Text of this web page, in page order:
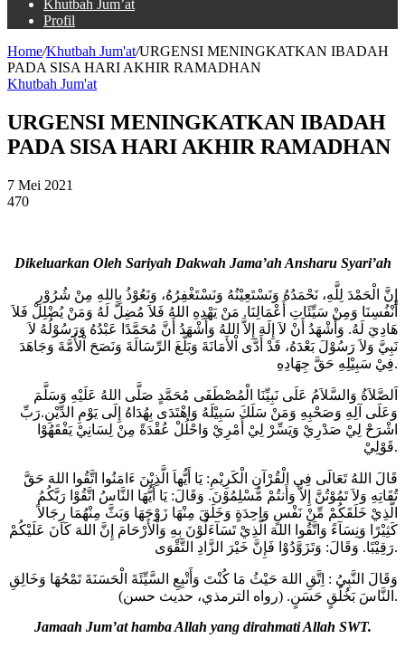
Khutbah Jum’at
Profil
Home/Khutbah Jum'at/URGENSI MENINGKATKAN IBADAH
PADA SISA HARI AKHIR RAMADHAN
Khutbah Jum'at
URGENSI MENINGKATKAN IBADAH
PADA SISA HARI AKHIR RAMADHAN
7 Mei 2021
470
Dikeluarkan Oleh Sariyah Dakwah Jama’ah Ansharu Syari’ah
إِنَّ الْحَمْدَ لِلَّهِ، نَحْمَدُهُ وَنَسْتَعِيْنُهُ وَنَسْتَغْفِرُهُ، وَنَعُوْذُ بِاللهِ مِنْ شُرُوْرِ
أَنْفُسِنَا وَمِنْ سَيِّئَاتِ أَعْمَالِنَا. مَنْ يَهْدِهِ اللهُ فَلاَ مُضِلَّ لَهُ وَمَنْ يُضْلِلْ فَلاَ
هَادِيَ لَهُ. وَأَشْهَدُ أَنْ لاَ إِلَهَ إِلاَّ اللهُ وَأَشْهَدُ أَنَّ مُحَمَّدًا عَبْدُهُ وَرَسُوْلُهُ لاَ
نَبِيَّ وَلاَ رَسُوْلَ بَعْدَهُ، قَدْ أَدَّى اْلأَمَانَةَ وَبَلَّغَ الرِّسَالَةَ وَنَصَحَ اْلأُمَّةَ وَجَاهَدَ
فِيْ سَبِيْلِهِ حَقَّ جِهَادِهِ.
اَلصَّلاَةُ وَالسَّلاَمُ عَلَى نَبِيِّنَا الْمُصْطَفَى مُحَمَّدٍ صَلَّى اللهُ عَلَيْهِ وَسَلَّمَ
وَعَلَى آلِهِ وَصَحْبِهِ وَمَنْ سَلَكَ سَبِيْلَهُ وَاهْتَدَى بِهُدَاهُ إِلَى يَوْمِ الدِّيْنِ.رَبِّ
اشْرَحْ لِيْ صَدْرِيْ وَيَسِّرْ لِيْ أَمْرِيْ وَاحْلُلْ عُقْدَةً مِنْ لِسَانِيْ يَفْقَهُوْا
قَوْلِيْ.
قَالَ اللهُ تَعَالَى فِي الْقُرْآنِ الْكَرِيْمِ: يَا أَيُّهاَ الَّذِيْنَ ءَامَنُوا اتَّقُوا اللهَ حَقَّ
تُقَاتِهِ وَلاَ تَمُوْتُنَّ إِلاَّ وَأَنتُمْ مُّسْلِمُوْنَ. وَقَالَ: يَا أَيُّهَا النَّاسُ اتَّقُوْا رَبَّكُمُ
الَّذِيْ خَلَقَكُمْ مِّنْ نَفْسٍ وَاحِدَةٍ وَخَلَقَ مِنْهَا زَوْجَهَا وَبَثَّ مِنْهُمَا رِجَالاً
كَثِيْرًا وَنِسَآءً وَاتَّقُوا اللهَ الَّذِيْ تَسَآءَلُوْنَ بِهِ وَاْلأَرْحَامَ إِنَّ اللهَ كَانَ عَلَيْكُمْ
رَقِيْبًا. وَقَالَ: وَتَزَوَّدُوْا فَإِنَّ خَيْرَ الزَّادِ التَّقْوَى.
وَقَالَ النَّبِيُ : اِتَّقِ اللهَ حَيْثُ مَا كُنْتَ وَأَتْبِعِ السَّيِّئَةَ الْحَسَنَةَ تَمْحُهَا وَخَالِقِ
النَّاسَ بَخُلُقٍ حَسَنٍ. (رواه الترمذي، حديث حسن).
Jamaah Jum’at hamba Allah yang dirahmati Allah SWT.